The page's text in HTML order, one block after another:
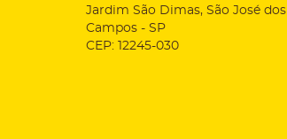
Jardim São Dimas, São José dos
Campos - SP
CEP: 12245-030